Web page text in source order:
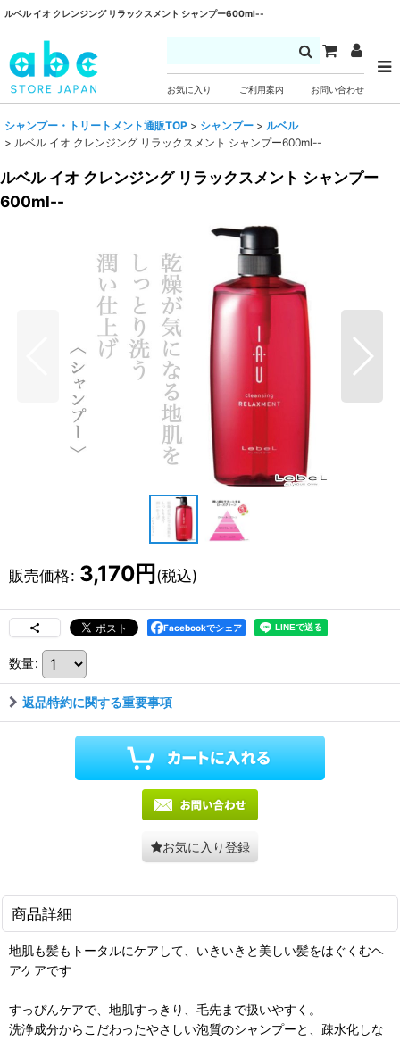
ルベル イオ クレンジング リラックスメント シャンプー600ml--
お気に入り ご利用案内 お問い合わせ
シャンプー・トリートメント通販TOP > シャンプー > ルベル
> ルベル イオ クレンジング リラックスメント シャンプー600ml--
ルベル イオ クレンジング リラックスメント シャンプー
600ml--
販売価格: 3,170円 (税込)
Facebookでシェア
数量:
返品特約に関する重要事項
お気に入り登録
商品詳細
地肌も髪もトータルにケアして、いきいきと美しい髪をはぐくむヘ
アケアです
すっぴんケアで、地肌すっきり、毛先まで扱いやすく。
洗浄成分からこだわったやさしい泡質のシャンプーと、疎水化しな